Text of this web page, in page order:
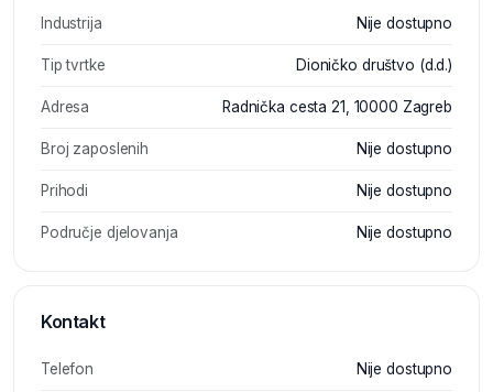
Industrija Nije dostupno
Tip tvrtke Dioničko društvo (d.d.)
Adresa Radnička cesta 21, 10000 Zagreb
Broj zaposlenih Nije dostupno
Prihodi Nije dostupno
Područje djelovanja Nije dostupno
Kontakt
Telefon Nije dostupno